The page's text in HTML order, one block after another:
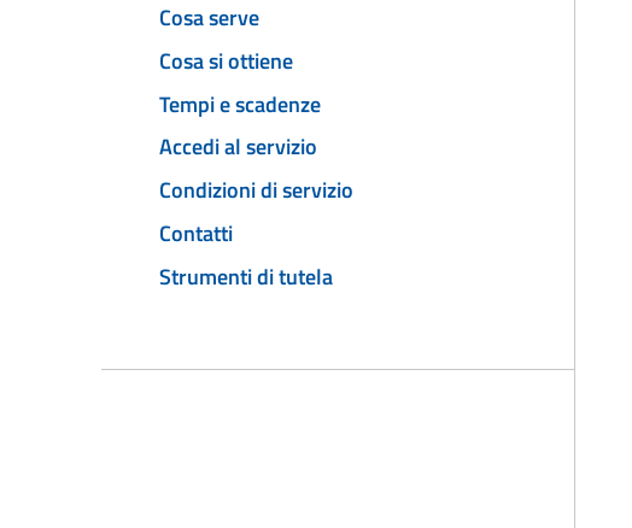
Cosa serve
Cosa si ottiene
Tempi e scadenze
Accedi al servizio
Condizioni di servizio
Contatti
Strumenti di tutela